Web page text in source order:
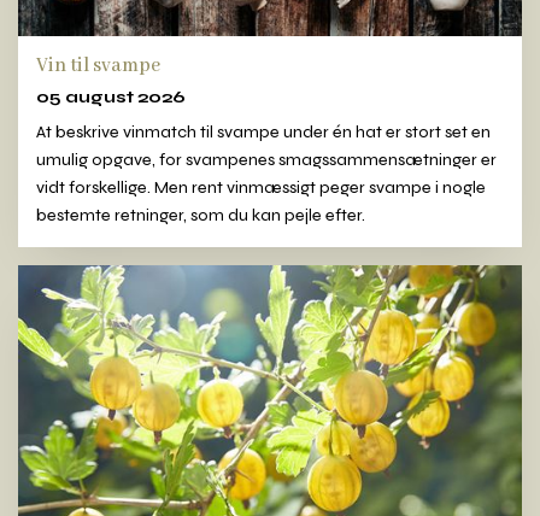
Vin til svampe
05 august 2026
At beskrive vinmatch til svampe under én hat er stort set en
umulig opgave, for svampenes smagssammensætninger er
vidt forskellige. Men rent vinmæssigt peger svampe i nogle
bestemte retninger, som du kan pejle efter.